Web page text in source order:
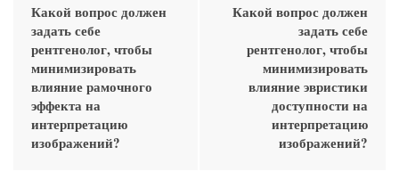
Какой вопрос должен
задать себе
рентгенолог, чтобы
минимизировать
влияние рамочного
эффекта на
интерпретацию
изображений?
Какой вопрос должен
задать себе
рентгенолог, чтобы
минимизировать
влияние эвристики
доступности на
интерпретацию
изображений?